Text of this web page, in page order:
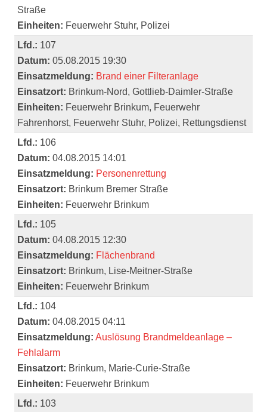
Straße
Einheiten: Feuerwehr Stuhr, Polizei
Lfd.: 107
Datum: 05.08.2015 19:30
Einsatzmeldung: Brand einer Filteranlage
Einsatzort: Brinkum-Nord, Gottlieb-Daimler-Straße
Einheiten: Feuerwehr Brinkum, Feuerwehr
Fahrenhorst, Feuerwehr Stuhr, Polizei, Rettungsdienst
Lfd.: 106
Datum: 04.08.2015 14:01
Einsatzmeldung: Personenrettung
Einsatzort: Brinkum Bremer Straße
Einheiten: Feuerwehr Brinkum
Lfd.: 105
Datum: 04.08.2015 12:30
Einsatzmeldung: Flächenbrand
Einsatzort: Brinkum, Lise-Meitner-Straße
Einheiten: Feuerwehr Brinkum
Lfd.: 104
Datum: 04.08.2015 04:11
Einsatzmeldung: Auslösung Brandmeldeanlage –
Fehlalarm
Einsatzort: Brinkum, Marie-Curie-Straße
Einheiten: Feuerwehr Brinkum
Lfd.: 103